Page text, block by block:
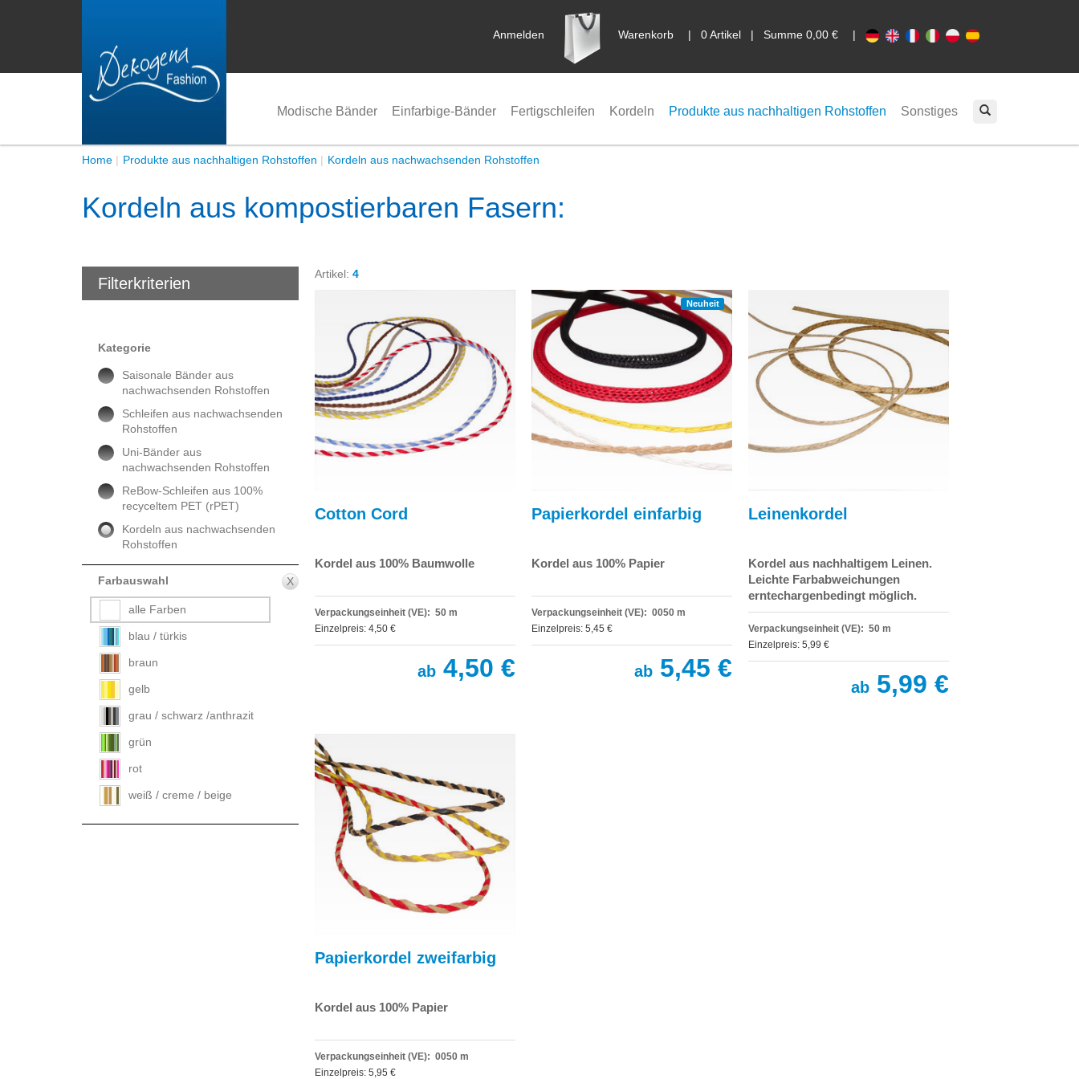
Anmelden
Warenkorb
| 0 Artikel | Summe 0,00 € |
Modische Bänder Einfarbige-Bänder Fertigschleifen Kordeln Produkte aus nachhaltigen Rohstoffen Sonstiges
Home Produkte aus nachhaltigen Rohstoffen Kordeln aus nachwachsenden Rohstoffen
Kordeln aus kompostierbaren Fasern:
Filterkriterien
Kategorie
Saisonale Bänder aus
nachwachsenden Rohstoffen
Schleifen aus nachwachsenden
Rohstoffen
Uni-Bänder aus
nachwachsenden Rohstoffen
ReBow-Schleifen aus 100%
recyceltem PET (rPET)
Kordeln aus nachwachsenden
Rohstoffen
Farbauswahl X
alle Farben
blau / türkis
braun
gelb
grau / schwarz /anthrazit
grün
rot
weiß / creme / beige
Artikel: 4
Cotton Cord
Kordel aus 100% Baumwolle
Verpackungseinheit (VE): 50 m
Einzelpreis: 4,50 €
ab 4,50 €
Neuheit
Papierkordel einfarbig
Kordel aus 100% Papier
Verpackungseinheit (VE): 0050 m
Einzelpreis: 5,45 €
ab 5,45 €
Leinenkordel
Kordel aus nachhaltigem Leinen.
Leichte Farbabweichungen
erntechargenbedingt möglich.
Verpackungseinheit (VE): 50 m
Einzelpreis: 5,99 €
ab 5,99 €
Papierkordel zweifarbig
Kordel aus 100% Papier
Verpackungseinheit (VE): 0050 m
Einzelpreis: 5,95 €